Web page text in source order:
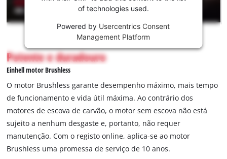
This
content
is
permitted
to
load
to
trackers
that
are
not
to
of technologies used.
Powered by Usercentrics Consent
Management Platform
Potente e duradouro
Einhell motor Brushless
O motor Brushless garante desempenho máximo, mais tempo
de funcionamento e vida útil máxima. Ao contrário dos
motores de escova de carvão, o motor sem escova não está
sujeito a nenhum desgaste e, portanto, não requer
manutenção. Com o registo online, aplica-se ao motor
Brushless uma promessa de serviço de 10 anos.